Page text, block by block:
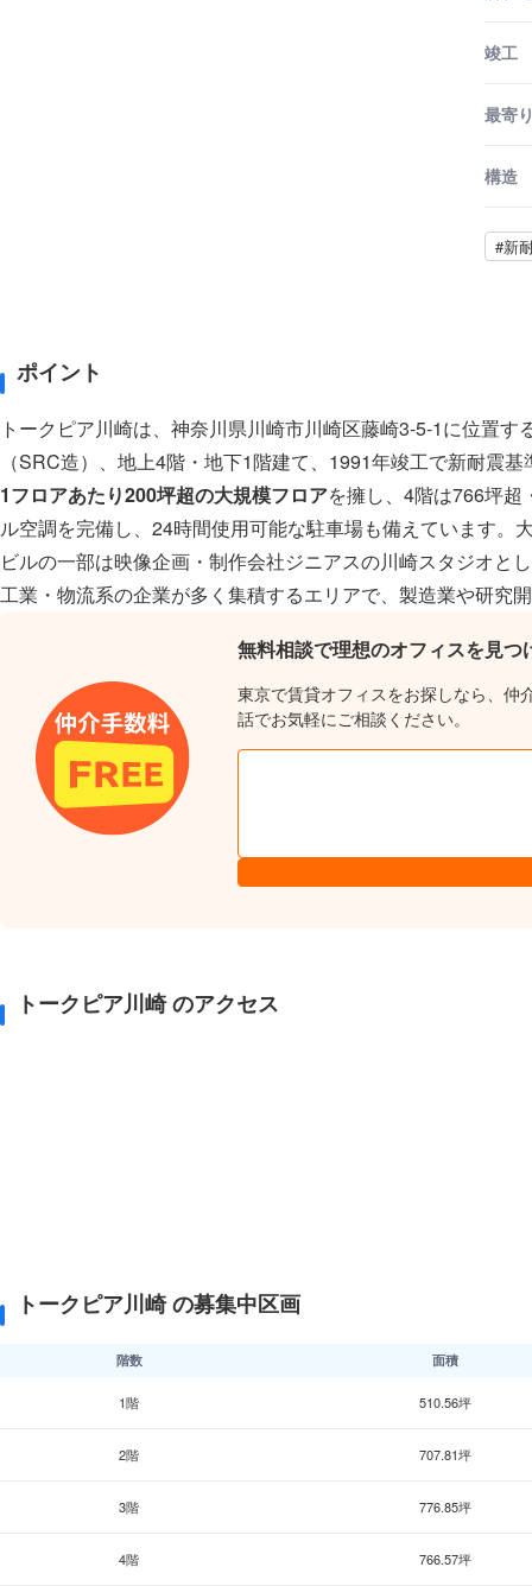
竣工
最寄
構造
#新
ポイント
トークピア川崎は、神奈川県川崎市川崎区藤崎3-5-1に位置
（SRC造）、地上4階・地下1階建て、1991年竣工で新耐震
1フロアあたり200坪超の大規模フロアを擁し、4階は766坪
ル空調を完備し、24時間使用可能な駐車場も備えています
ビルの一部は映像企画・制作会社ジニアスの川崎スタジオ
工業・物流系の企業が多く集積するエリアで、製造業や研究
無料相談で理想のオフィスを見つ
東京で賃貸オフィスをお探しなら、仲
話でお気軽にご相談ください。
トークピア川崎 のアクセス
トークピア川崎 の募集中区画
階数 面積
1階 510.56坪
2階 707.81坪
3階 776.85坪
4階 766.57坪